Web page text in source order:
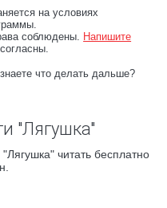
на условиях
соблюдены. Напишите
что делать дальше?
"Лягушка"
читать бесплатно